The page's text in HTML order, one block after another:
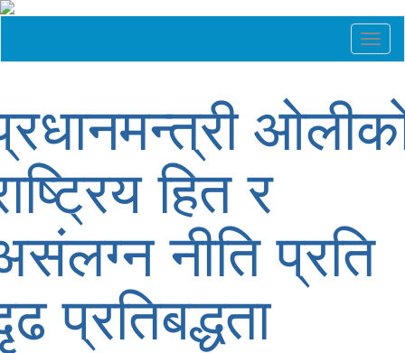
हित र
नीति प्रति
प्रतिबद्धता